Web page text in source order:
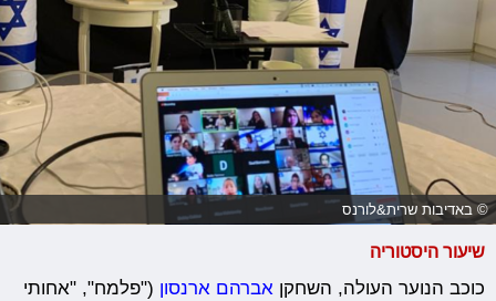
© באדיבות שרית&לורנס
שיעור היסטוריה
כוכב הנוער העולה, השחקןאברהם ארנסון ("פלמח", "אחותי